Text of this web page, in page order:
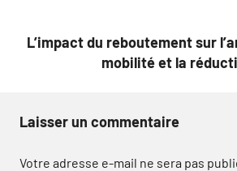
L’impact du reboutement sur
mobilité et la
Laisser un commentaire
Votre adresse e-mail ne sera pas